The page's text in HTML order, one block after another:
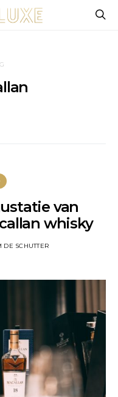
van
whisky
DE SCHUTTER